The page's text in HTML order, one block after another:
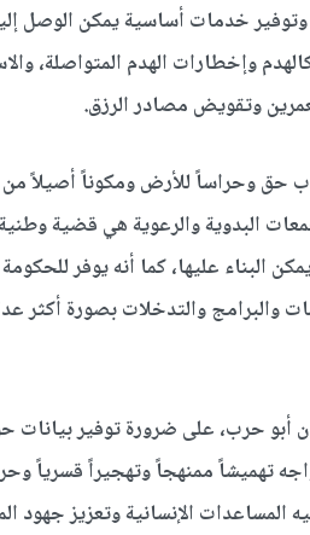
وتوفير خدمات أساسية يمكن الوصل
وإخطارات الهدم المتواصلة،
وتقويض مصادر الرزق.
حق وحراساً للأرض ومكوناً أصيلاً من
البدوية والرعوية هي قضية
البناء عليها، كما أنه يوفر للحكومة
والبرامج والتدخلات بصورة أكثر
أبو حرب، على ضرورة توفير بيانات
تهميشاً ممنهجاً وتهجيراً قسرياً
الإنسانية وتعزيز جهود